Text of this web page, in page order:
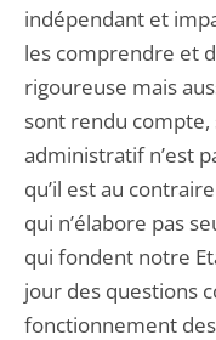
indépendant et
les comprendre et
rigoureuse mais
sont rendu compte,
administratif n’est
qu’il est au
qui n’élabore pas
qui fondent notre
jour des questions
fonctionnement